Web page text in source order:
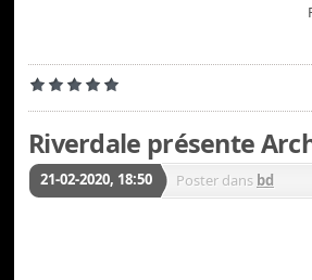
Riverdale présente
21-02-2020, 18:50 Poster dans bd